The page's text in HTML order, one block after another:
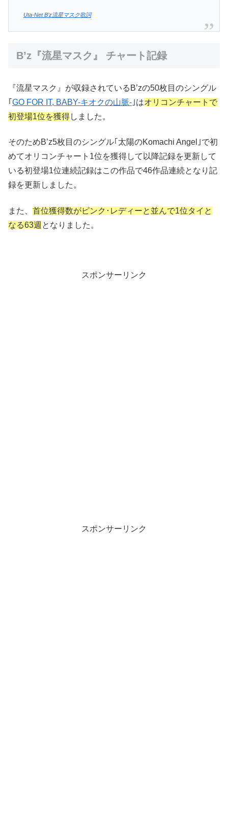
Uta-Net B’z流星マスク歌詞
B’z『流星マスク』 チャート記録
『流星マスク』が収録されているB’zの50枚目のシングル
｢ GO FOR IT, BABY-キオクの山脈- ｣はオリコンチャートで
初登場1位を獲得しました。
そのためB’z5枚目のシングル｢太陽のKomachi Angel｣で初
めてオリコンチャート1位を獲得して以降記録を更新して
いる初登場1位連続記録はこの作品で46作品連続となり記
録を更新しました。
また、 首位獲得数がピンク･レディーと並んで1位タイと
なる63週 となりました。
スポンサーリンク
スポンサーリンク